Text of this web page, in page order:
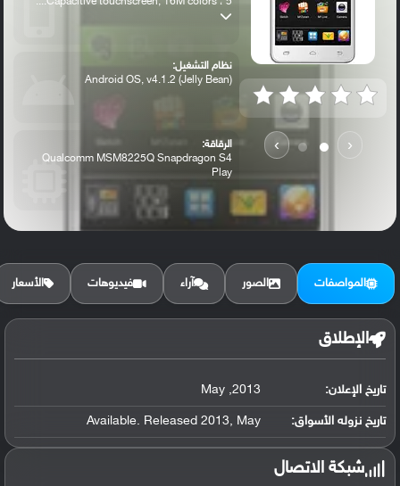
‹
›
نظام التشغيل:
Android OS, v4.1.2 (Jelly Bean)
الرقاقة:
Qualcomm MSM8225Q Snapdragon S4
Play
المواصفات الصور آراء فيديوهات الأسعار
الإطلاق
تاريخ الإعلان: 2013, May
تاريخ نزوله الأسواق: Available. Released 2013, May
شبكة الاتصال